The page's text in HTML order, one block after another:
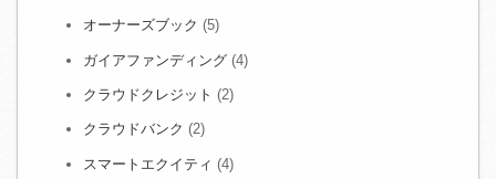
オーナーズブック (5)
ガイアファンディング (4)
クラウドクレジット (2)
クラウドバンク (2)
スマートエクイティ (4)